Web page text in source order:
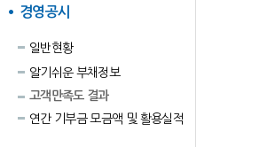
경영공시
일반현황
알기쉬운 부채정보
고객만족도 결과
연간 기부금 모금액 및 활용실적